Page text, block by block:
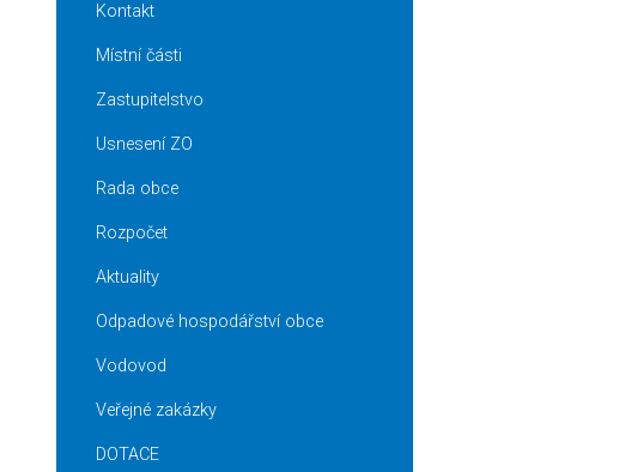
Kontakt
Místní části
Zastupitelstvo
Usnesení ZO
Rada obce
Rozpočet
Aktuality
Odpadové hospodářství obce
Vodovod
Veřejné zakázky
DOTACE